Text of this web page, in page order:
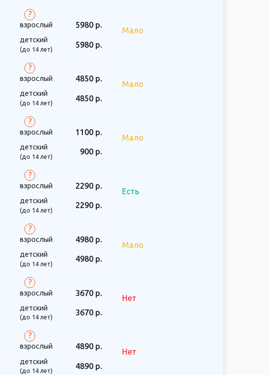
?
взрослый 5980 р.
детский
(до 14 лет)
5980 р.
Мало
?
взрослый 4850 р.
детский
(до 14 лет)
4850 р.
Мало
?
взрослый 1100 р.
детский
(до 14 лет)
900 р.
Мало
?
взрослый 2290 р.
детский
(до 14 лет)
2290 р.
Есть
?
взрослый 4980 р.
детский
(до 14 лет)
4980 р.
Мало
?
взрослый 3670 р.
детский
(до 14 лет)
3670 р.
Нет
?
взрослый 4890 р.
детский
(до 14 лет)
4890 р.
Нет